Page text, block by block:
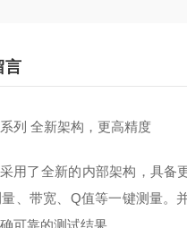
言
系列 全新架构，更高精度
用了全新的内部架构，具备
、带宽、 Q值等一键测量。
可靠的测试结果。